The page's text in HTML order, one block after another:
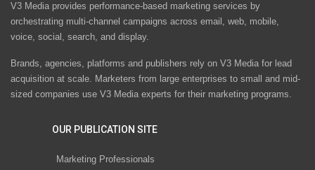
V3 Media provides performance-based marketing services by
orchestrating multi-channel campaigns across email, web, mobile,
voice, social, search, and display.
Brands, agencies, platforms and publishers rely on V3 Media for lead
acquisition at scale. Marketers from large enterprises to small and mid-
sized companies use V3 Media experts for their marketing programs.
OUR PUBLICATION SITE
Marketing Professionals